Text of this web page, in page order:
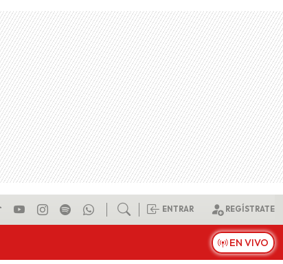
ENTRAR REGÍSTRATE
EN VIVO